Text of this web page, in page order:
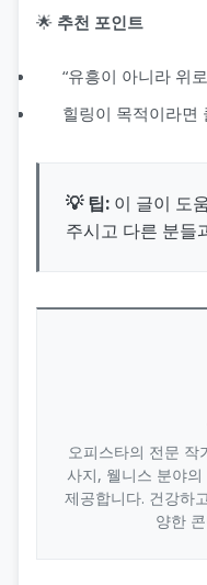
🌟 추천 포인트
“유흥이 아니라 위
힐링이 목적이라면
💡 팁: 이 글이 도
주시고 다른 분들
오피스타의 전문 작
사지, 웰니스 분야
제공합니다. 건강하
양한